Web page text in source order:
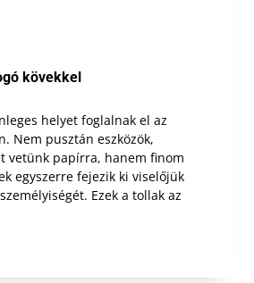
kövekkel
helyet foglalnak el az
Nem pusztán eszközök,
vetünk papírra, hanem finom
egyszerre fejezik ki viselőjük
Ezek a tollak az